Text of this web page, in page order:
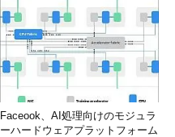
Faceook、AI処理向けのモジュラ
ーハードウェアプラットフォーム